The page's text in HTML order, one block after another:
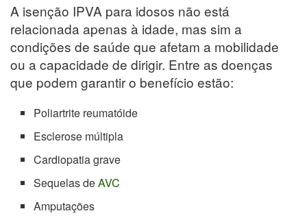
A isenção IPVA para idosos não está
relacionada apenas à idade, mas sim a
condições de saúde que afetam a mobilidade
ou a capacidade de dirigir. Entre as doenças
que podem garantir o benefício estão:
Poliartrite reumatóide
Esclerose múltipla
Cardiopatia grave
Sequelas deAVC
Amputações